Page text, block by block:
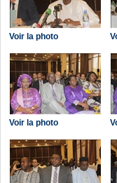
Voir la photo
Voir la photo